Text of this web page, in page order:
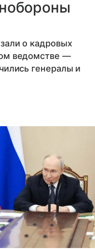
о кадровых
ведомстве —
генералы и